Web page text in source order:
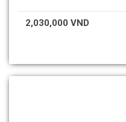
2,030,000 VND